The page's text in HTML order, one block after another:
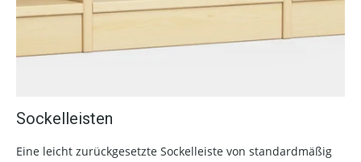
Sockelleisten
Eine leicht zurückgesetzte Sockelleiste von standardmäßig